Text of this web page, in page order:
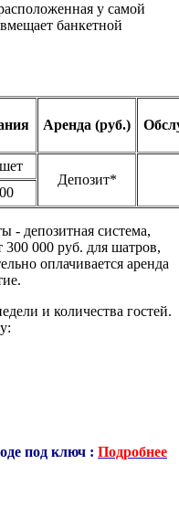
у самой
банкетной
Аренда (руб.)
Депозит*
- депозитная система,
000 руб. для шатров,
оплачивается аренда
и количества гостей.
под ключ : Подробнее